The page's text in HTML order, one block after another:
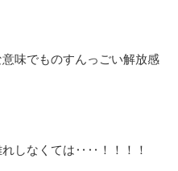
味でものすんっごい解放感
しなくては‥‥！！！！